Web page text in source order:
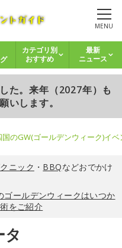
MENU
カテゴリ別
おすすめ
最新
ニュース
た。来年（2027年）も
いします。
国のGW(ゴールデンウィーク)イ
ニック ・ BBQなどおでかけ
ゴールデンウィークはいつか
をご紹介